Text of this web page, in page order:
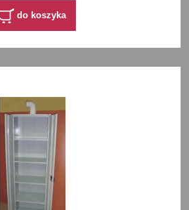
do koszyka